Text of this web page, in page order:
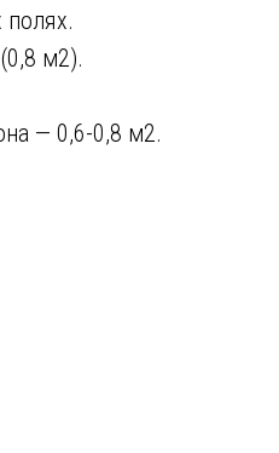
м2).
— 0,6-0,8 м2.